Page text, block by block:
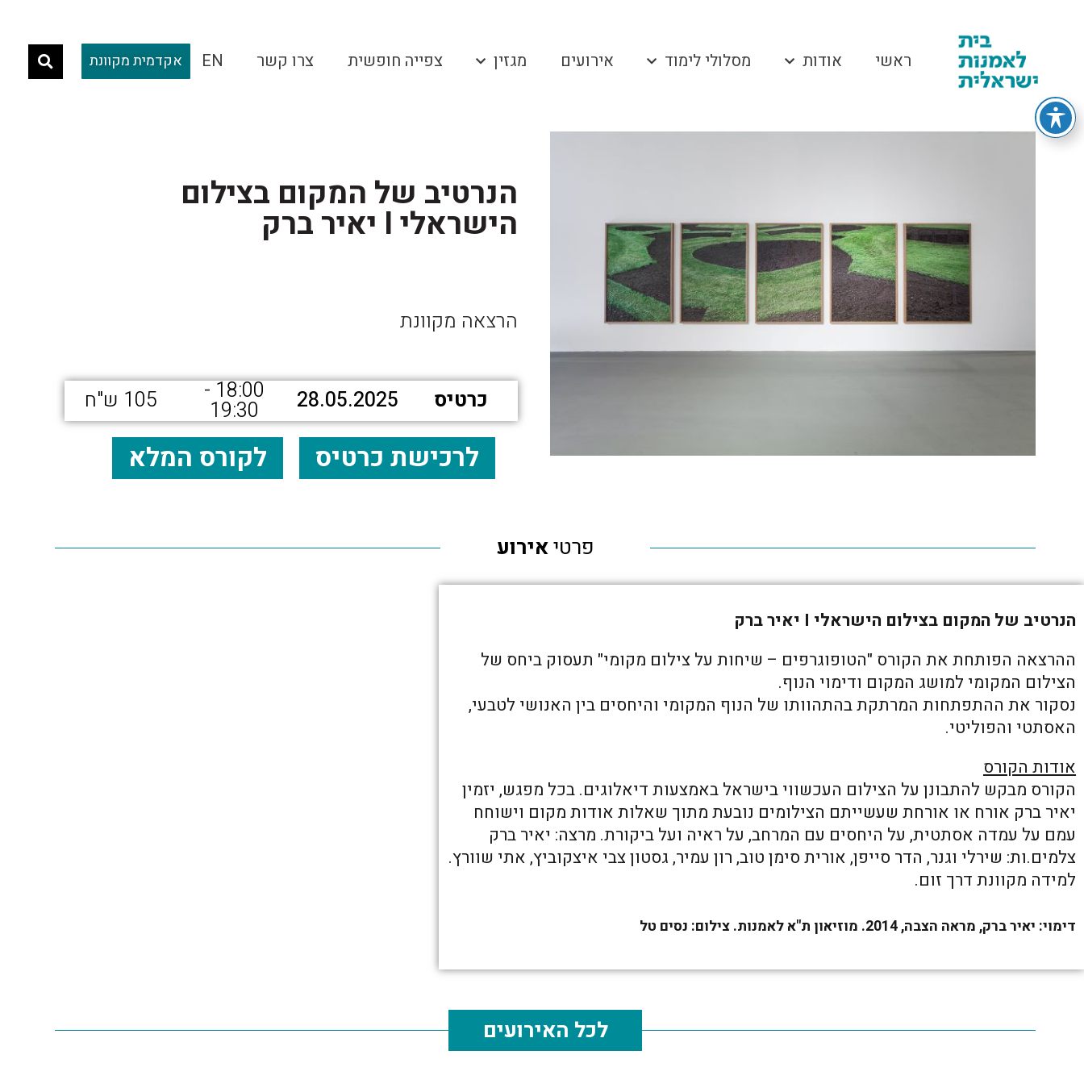
ראשי אודות מסלולי לימוד אירועים מגזין צפייה חופשית צרו קשר EN אקדמית מקוונת
הנרטיב של המקום בצילום
הישראלי I יאיר ברק
הרצאה מקוונת
כרטיס 28.05.2025
18:00 -
19:30 105 ש"ח
לרכישת כרטיס לקורס המלא
פרטיאירוע
הנרטיב של המקום בצילום הישראלי I יאיר ברק
ההרצאה הפותחת את הקורס "הטופוגרפים – שיחות על צילום מקומי" תעסוק ביחס של
הצילום המקומי למושג המקום ודימוי הנוף.
נסקור את ההתפתחות המרתקת בהתהוותו של הנוף המקומי והיחסים בין האנושי לטבעי,
האסתטי והפוליטי.
אודות הקורס
הקורס מבקש להתבונן על הצילום העכשווי בישראל באמצעות דיאלוגים. בכל מפגש, יזמין
יאיר ברק אורח או אורחת שעשייתם הצילומים נובעת מתוך שאלות אודות מקום וישוחח
עמם על עמדה אסתטית, על היחסים עם המרחב, על ראיה ועל ביקורת. מרצה: יאיר ברק
צלמים.ות: שירלי וגנר, הדר סייפן, אורית סימן טוב, רון עמיר, גסטון צבי איצקוביץ, אתי שוורץ.
למידה מקוונת דרך זום.
דימוי: יאיר ברק, מראה הצבה, 2014. מוזיאון ת"א לאמנות. צילום: נסים טל
לכל האירועים